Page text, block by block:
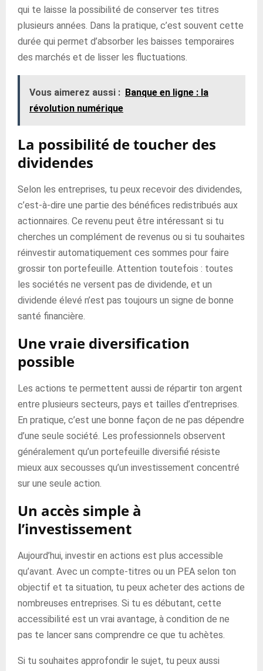
qui te laisse la possibilité de conserver tes titres
plusieurs années. Dans la pratique, c’est souvent cette
durée qui permet d’absorber les baisses temporaires
des marchés et de lisser les fluctuations.
Vous aimerez aussi : Banque en ligne : la
révolution numérique
La possibilité de toucher des
dividendes
Selon les entreprises, tu peux recevoir des dividendes,
c’est-à-dire une partie des bénéfices redistribués aux
actionnaires. Ce revenu peut être intéressant si tu
cherches un complément de revenus ou si tu souhaites
réinvestir automatiquement ces sommes pour faire
grossir ton portefeuille. Attention toutefois : toutes
les sociétés ne versent pas de dividende, et un
dividende élevé n’est pas toujours un signe de bonne
santé financière.
Une vraie diversification
possible
Les actions te permettent aussi de répartir ton argent
entre plusieurs secteurs, pays et tailles d’entreprises.
En pratique, c’est une bonne façon de ne pas dépendre
d’une seule société. Les professionnels observent
généralement qu’un portefeuille diversifié résiste
mieux aux secousses qu’un investissement concentré
sur une seule action.
Un accès simple à
l’investissement
Aujourd’hui, investir en actions est plus accessible
qu’avant. Avec un compte-titres ou un PEA selon ton
objectif et ta situation, tu peux acheter des actions de
nombreuses entreprises. Si tu es débutant, cette
accessibilité est un vrai avantage, à condition de ne
pas te lancer sans comprendre ce que tu achètes.
Si tu souhaites approfondir le sujet, tu peux aussi